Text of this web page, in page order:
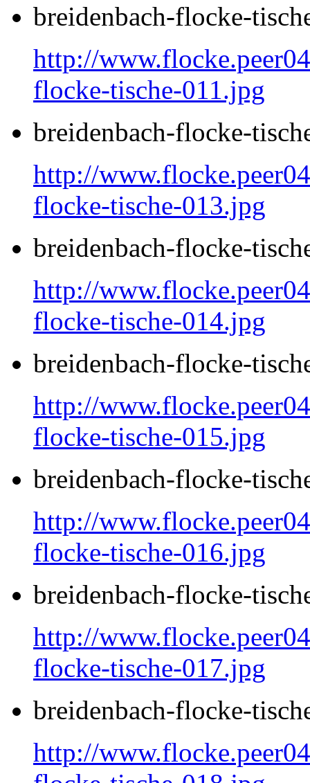
breidenbach-flocke-
http://
flocke-tische-011.jpg
breidenbach-flocke-
http://
flocke-tische-013.jpg
breidenbach-flocke-
http://
flocke-tische-014.jpg
breidenbach-flocke-
http://
flocke-tische-015.jpg
breidenbach-flocke-
http://
flocke-tische-016.jpg
breidenbach-flocke-
http://
flocke-tische-017.jpg
breidenbach-flocke-
http://